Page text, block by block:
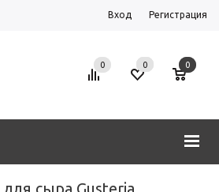
Вход Регистрация
0 0 0